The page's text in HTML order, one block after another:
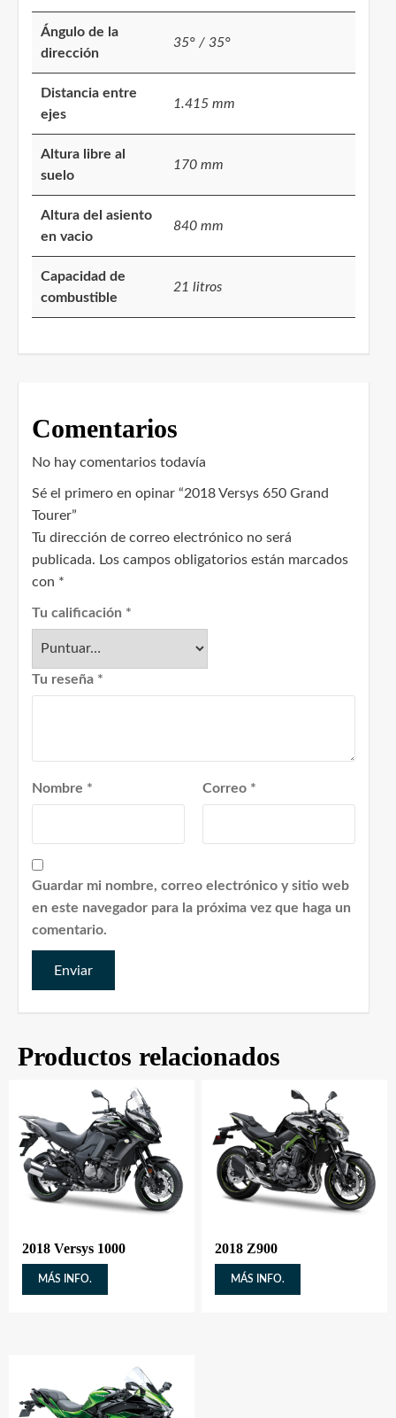
Ángulo de la
dirección
35° / 35°
Distancia entre
ejes
1.415 mm
Altura libre al
suelo
170 mm
Altura del asiento
en vacio
840 mm
Capacidad de
combustible
21 litros
Comentarios
No hay comentarios todavía
Sé el primero en opinar “2018 Versys 650 Grand
Tourer”
Tu dirección de correo electrónico no será
publicada. Los campos obligatorios están marcados
con *
Tu calificación *
Tu reseña *
Nombre * Correo *
Guardar mi nombre, correo electrónico y sitio web
en este navegador para la próxima vez que haga un
comentario.
Productos relacionados
2018 Versys 1000
MÁS INFO.
2018 Z900
MÁS INFO.